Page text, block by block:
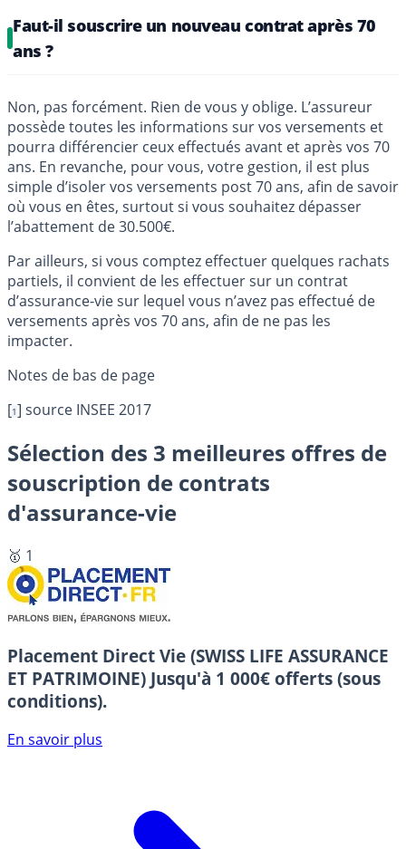
Faut-il souscrire un nouveau contrat après 70
ans ?
Non, pas forcément. Rien de vous y oblige. L’assureur
possède toutes les informations sur vos versements et
pourra différencier ceux effectués avant et après vos 70
ans. En revanche, pour vous, votre gestion, il est plus
simple d’isoler vos versements post 70 ans, afin de savoir
où vous en êtes, surtout si vous souhaitez dépasser
l’abattement de 30.500€.
Par ailleurs, si vous comptez effectuer quelques rachats
partiels, il convient de les effectuer sur un contrat
d’assurance-vie sur lequel vous n’avez pas effectué de
versements après vos 70 ans, afin de ne pas les
impacter.
[1] source INSEE 2017
Sélection des 3 meilleures offres de
souscription de contrats
d'assurance-vie
🥇 1
Placement Direct Vie (SWISS LIFE ASSURANCE
ET PATRIMOINE) Jusqu'à 1 000€ offerts (sous
conditions).
En savoir plus